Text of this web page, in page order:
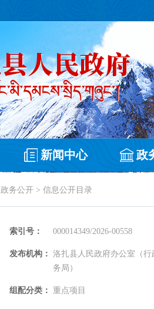
新闻中心 政
政务公开 > 信息公开目录
索引号： 000014349/2026-00558
发布机构： 洛扎县人民政府办公室（行
务局）
组配分类： 重点项目